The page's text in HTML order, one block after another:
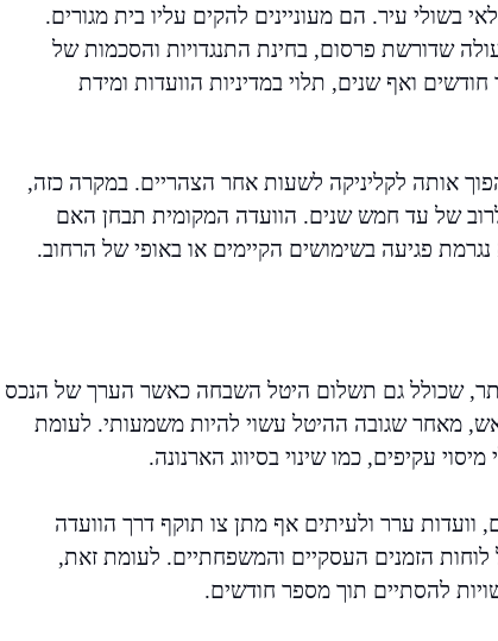
בשולי עיר. הם מעוניינים להקים עליו בית מגורים.
שדורשת פרסום, בחינת התנגדויות והסכמות של
ואף שנים, תלוי במדיניות הוועדות ומידת
אותה לקליניקה לשעות אחר הצהריים. במקרה כזה,
של עד חמש שנים. הוועדה המקומית תבחן האם
פגיעה בשימושים הקיימים או באופי של הרחוב.
שכולל גם תשלום היטל השבחה כאשר הערך של הנכס
מאחר שגובה ההיטל עשוי להיות משמעותי. לעומת
עקיפים, כמו שינוי בסיווג הארנונה.
וועדות ערר ולעיתים אף מתן צו תוקף דרך הוועדה
לוחות הזמנים העסקיים והמשפחתיים. לעומת זאת,
להסתיים תוך מספר חודשים.